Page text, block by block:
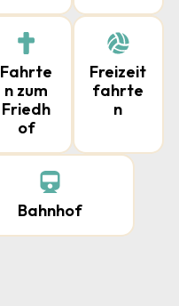
Fahrte
n zum
Friedh
of
Freizeit
fahrte
n
Bahnhof